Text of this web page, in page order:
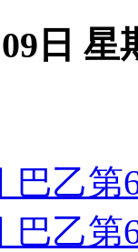
日 星
巴乙
巴乙